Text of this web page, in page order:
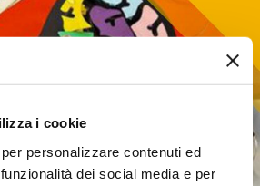
i cookie
personalizzare contenuti ed
dei social media e per